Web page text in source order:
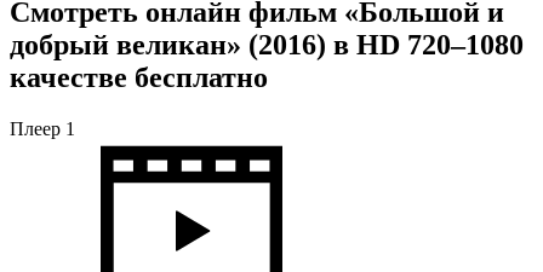
Смотреть онлайн фильм «Большой и
добрый великан» (2016) в HD 720–1080
качестве бесплатно
Плеер 1